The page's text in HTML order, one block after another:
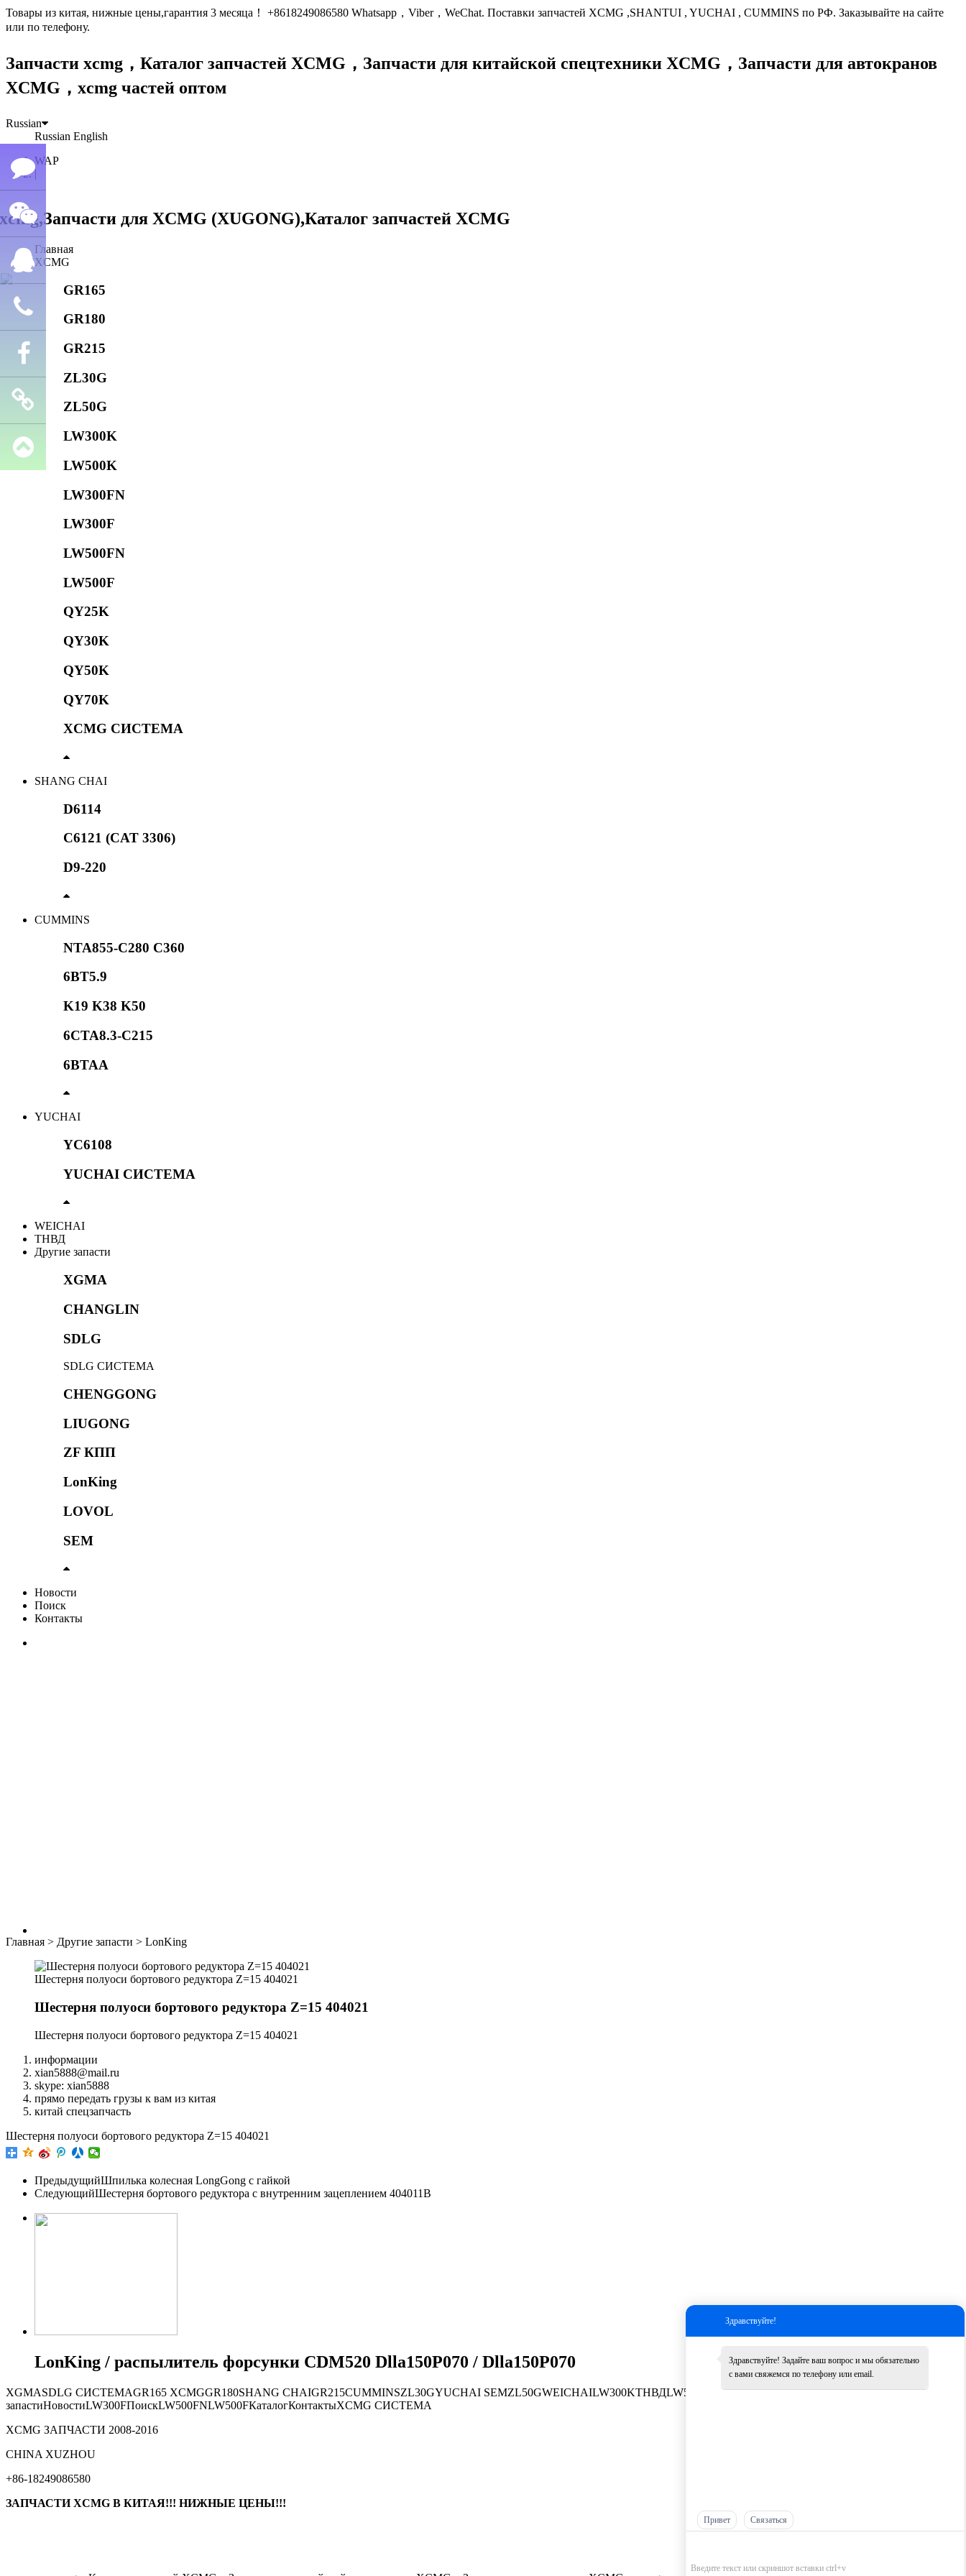
Товары из китая, нижные цены,гарантия 3 месяца！ +8618249086580 Whatsapp，Viber，WeChat. Поставки запчастей XCMG ,SHANTUI , YUCHAI , CUMMINS по РФ. Заказывайте на сайте
или по телефону.
Запчасти xcmg，Каталог запчастей XCMG， Запчасти для китайской спецтехники XCMG， Запчасти для автокранов
XCMG，xcmg частей оптом
Russian
Russian English
WAP
|
Главная
XCMG
GR165
GR180
GR215
ZL30G
ZL50G
LW300K
LW500K
LW300FN
LW300F
LW500FN
LW500F
QY25K
QY30K
QY50K
QY70K
XCMG СИСТЕМА
SHANG CHAI
D6114
C6121 (CAT 3306)
D9-220
CUMMINS
NTA855-C280 C360
6BT5.9
K19 K38 K50
6CTA8.3-C215
6BTAA
YUCHAI
YC6108
YUCHAI СИСТЕМА
WEICHAI
ТНВД
Другие запасти
XGMA
CHANGLIN
SDLG
SDLG СИСТЕМА
CHENGGONG
LIUGONG
ZF КПП
LonKing
LOVOL
SEM
Новости
Поиск
Контакты
Главная > Другие запасти > LonKing
Шестерня полуоси бортового редуктора Z=15 404021
Шестерня полуоси бортового редуктора Z=15 404021
Шестерня полуоси бортового редуктора Z=15 404021
информации
xian5888@mail.ru
skype: xian5888
прямо передать грузы к вам из китая
китай спецзапчасть
Шестерня полуоси бортового редуктора Z=15 404021
ПредыдущийШпилька колесная LongGong c гайкой
СледующийШестерня бортового редуктора с внутренним зацеплением 404011B
LonKing / распылитель форсунки CDM520 Dlla150P070 / Dlla150P070
XGMASDLG СИСТЕМАGR165 XCMGGR180SHANG CHAIGR215CUMMINSZL30GYUCHAI SEMZL50GWEICHAILW300KТНВДLW500K
Другие
запастиНовостиLW300FПоискLW500FNLW500FКаталогКонтактыXCMG СИСТЕМА
XCMG ЗАПЧАСТИ 2008-2016
Здравствуйте!
Здравствуйте! Задайте ваш вопрос и мы обязательно
с вами свяжемся по телефону или email.
Привет Связаться
СHINA XUZHOU
+86-18249086580
ЗАПЧАСТИ XCMG В КИТАЯ!!! НИЖНЫЕ ЦЕНЫ!!!
Семён
лю
WeChat
QQ
Телефон
Facebook
Запчасти